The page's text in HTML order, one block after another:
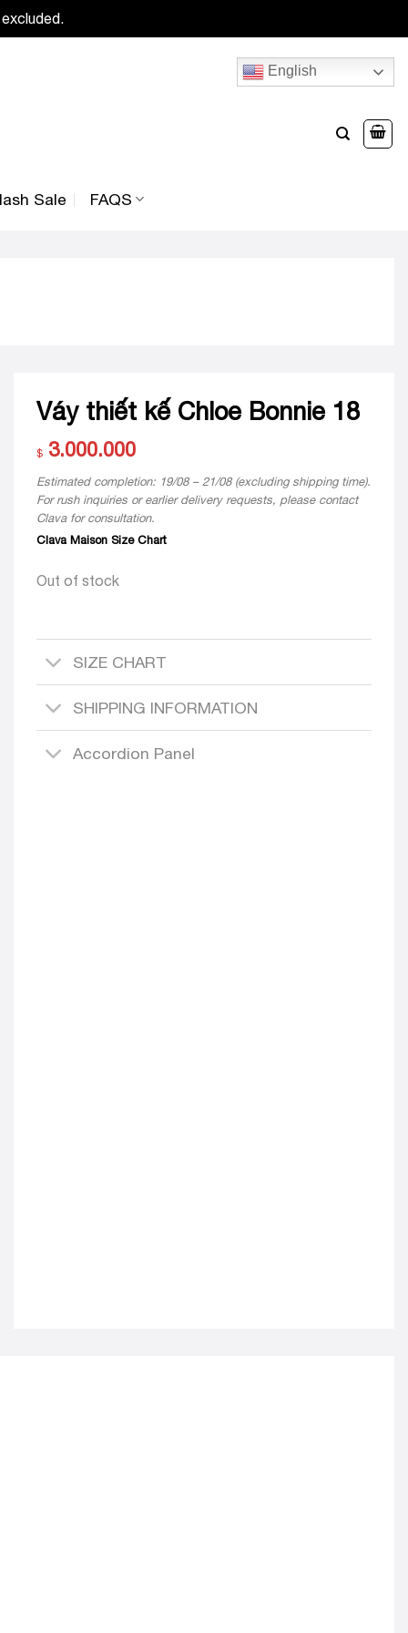
English
Sale FAQS
Váy thiết kế Chloe Bonnie 18
$ 3.000.000
Estimated completion: 19/08 – 21/08 (excluding shipping time).
For rush inquiries or earlier delivery requests, please contact
Clava for consultation.
Clava Maison Size Chart
Out of stock
SIZE CHART
SHIPPING INFORMATION
Accordion Panel